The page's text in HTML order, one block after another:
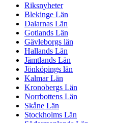
Riksnyheter
Blekinge Län
Dalarnas Län
Gotlands Län
Gävleborgs län
Hallands Län
Jämtlands Län
Jönköpings län
Kalmar Län
Kronobergs Län
Norrbottens Län
Skåne Län
Stockholms Län